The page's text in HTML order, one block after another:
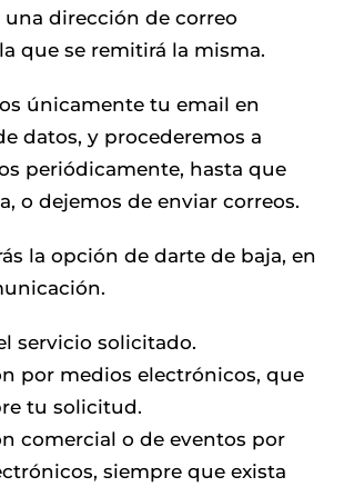
dirección de correo
que se remitirá la misma.
únicamente tu email en
datos, y procederemos a
periódicamente, hasta que
o dejemos de enviar correos.
la opción de darte de baja, en
servicio solicitado.
por medios electrónicos, que
tu solicitud.
comercial o de eventos por
siempre que exista